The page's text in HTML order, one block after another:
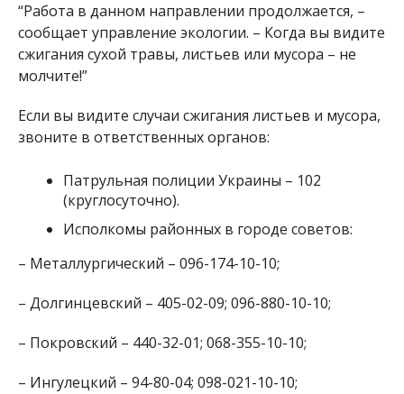
“Работа в данном направлении продолжается, –
сообщает управление экологии. – Когда вы видите
сжигания сухой травы, листьев или мусора – не
молчите!”
Если вы видите случаи сжигания листьев и мусора,
звоните в ответственных органов:
Патрульная полиции Украины – 102
(круглосуточно).
Исполкомы районных в городе советов:
– Металлургический – 096-174-10-10;
– Долгинцевский – 405-02-09; 096-880-10-10;
– Покровский – 440-32-01; 068-355-10-10;
– Ингулецкий – 94-80-04; 098-021-10-10;